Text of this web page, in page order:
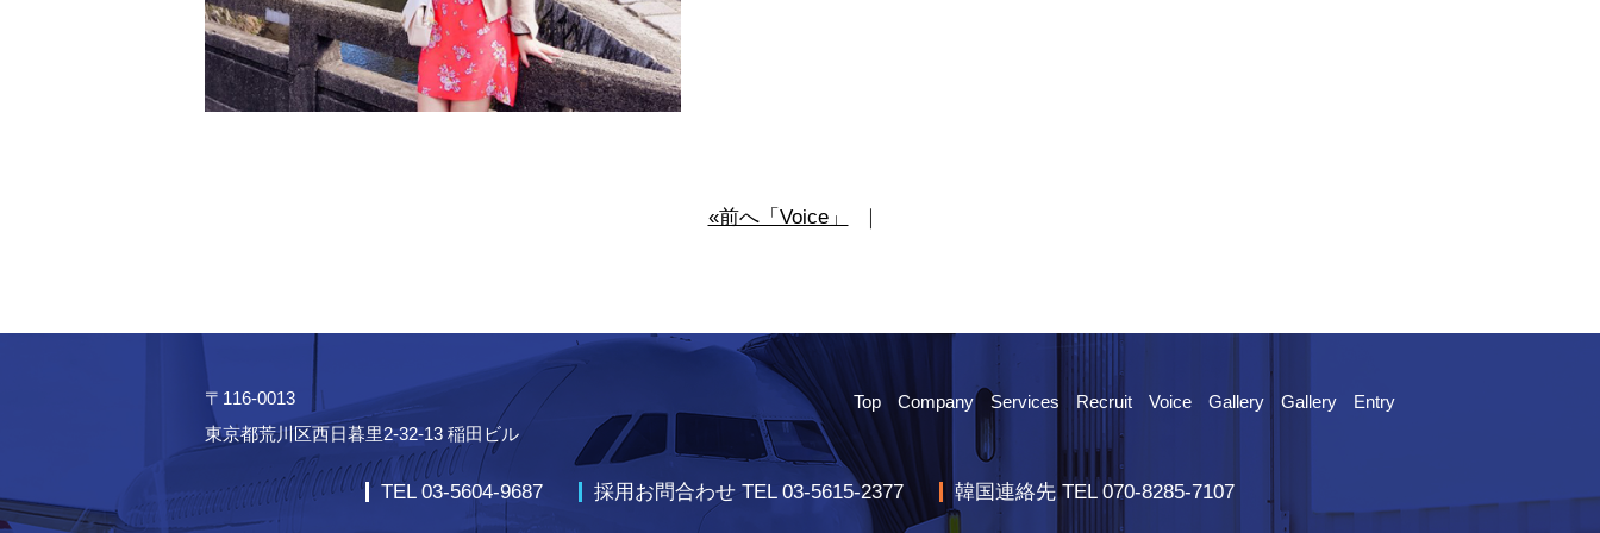
«前へ「Voice」 ｜
〒116-0013
東京都荒川区西日暮里2-32-13 稲田ビル
TEL 03-5604-9687 採用お問合わせ TEL 03-5615-2377 韓国連絡先 TEL 070-8285-7107
Top Company Services Recruit Voice Gallery Gallery Entry